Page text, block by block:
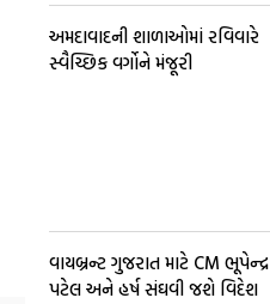
અમદાવાદની શાળાઓમાં રવિવારે
સ્વૈચ્છિક વર્ગોને મંજૂરી
વાયબ્રન્ટ ગુજરાત માટે CM ભૂપેન્દ્ર
પટેલ અને હર્ષ સંઘવી જશે વિદેશ